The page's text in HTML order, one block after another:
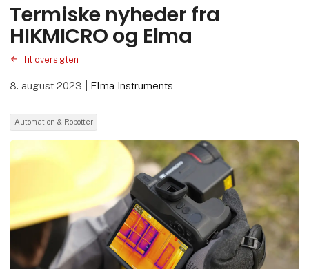
Termiske nyheder fra
HIKMICRO og Elma
Til oversigten
8. august 2023 Elma Instruments
Automation & Robotter